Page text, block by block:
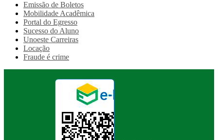
Emissão de Boletos
Mobilidade Acadêmica
Portal do Egresso
Sucesso do Aluno
Unoeste Carreiras
Locação
Fraude é crime